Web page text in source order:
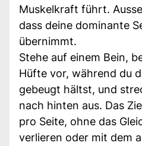
Muskelkraft führt.
dass deine dominante
übernimmt.
Stehe auf einem Bein,
Hüfte vor, während du
gebeugt hältst, und
nach hinten aus. Das
pro Seite, ohne das
verlieren oder mit dem